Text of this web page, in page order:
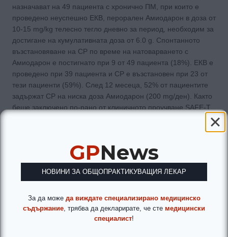
назначават на 49 пациента с хронично ПМ, при които е
проведено неуспешно ЕКВ, перорален Амиодарон в доза от
10-15 mg/kg телесно тегло дневно за период, необходим за
достигане на кумулативната доза от 6.0 g. Спонтанното
възстановяване на СР по време на натоварването с
Амиодарон е постигнато при 9 от 49 пациента (18%). ЕКВ е
проведено при 39 пациента и СР е възстановен при 23 от
тези пациенти (59%). След 12 месеца, 52% от пациентите
задържат СР на ниска доза Амиодарон (200 mg/ден). Както
беше заключено по-рано от клиничното проучване SAFE-T,
Клас IV медикаменти
Верапамил
Верапамил (10 mg инфузия в продължение на 5 до 10
минути) след три последователни неуспешни електрошока
от ЕКВ. Девет (41%) от 19 пациента са без рецидив след
GPNews
НОВИНИ ЗА ОБЩОПРАКТИКУВАЩИЯ ЛЕКАР
За да може да виждате специализирано медицинско
съдържание, трябва да декларирате, че сте медицински
специалист!